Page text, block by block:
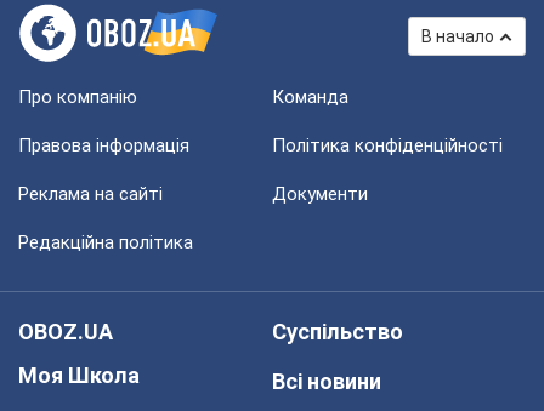
В начало
Про компанію Команда
Правова інформація Політика конфіденційності
Реклама на сайті Документи
Редакційна політика
OBOZ.UA
Моя Школа
Суспільство
Всі новини